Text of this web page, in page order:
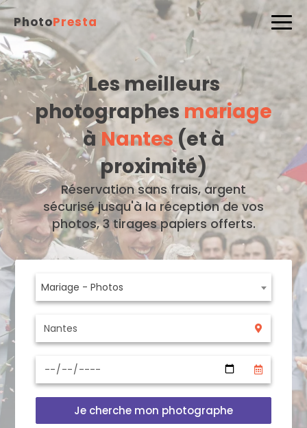
PhotoPresta
Les meilleurs
photographes mariage
à Nantes (et à
proximité)
Réservation sans frais, argent
sécurisé jusqu'à la réception de vos
photos, 3 tirages papiers offerts.
Mariage - Photos
Je cherche mon photographe